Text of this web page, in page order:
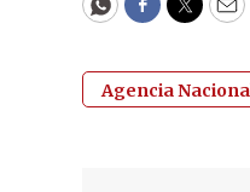
WhatsApp
Facebook
Agencia